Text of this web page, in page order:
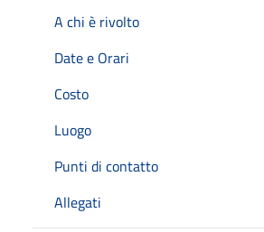
A chi è rivolto
Date e Orari
Costo
Luogo
Punti di contatto
Allegati